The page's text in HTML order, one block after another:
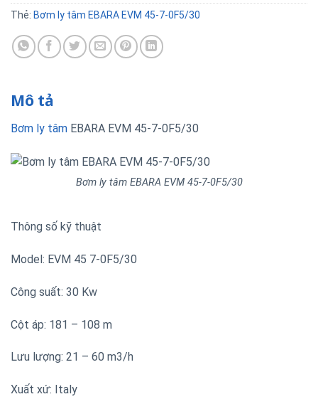
Thẻ: Bơm ly tâm EBARA EVM 45-7-0F5/30
Mô tả
Bơm ly tâm EBARA EVM 45-7-0F5/30
Bơm ly tâm EBARA EVM 45-7-0F5/30
Thông số kỹ thuật
Model: EVM 45 7-0F5/30
Công suất: 30 Kw
Cột áp: 181 – 108 m
Lưu lượng: 21 – 60 m3/h
Xuất xứ: Italy